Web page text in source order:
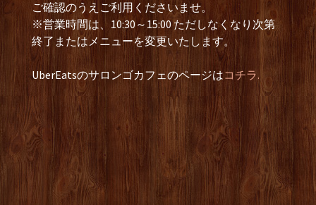
ご確認のうえご利用くださいませ。
※営業時間は、10:30～15:00 ただしなくなり次第
終了またはメニューを変更いたします。
UberEatsのサロンゴカフェのページはコチラ.